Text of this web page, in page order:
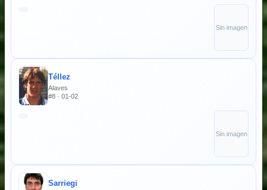
Sin imagen
Téllez
Alaves
#8 · 01-02
Sin imagen
Sarriegi